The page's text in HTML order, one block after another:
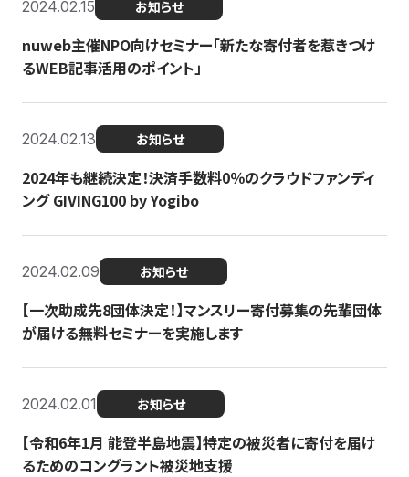
2024.02.15 お知らせ
nuweb主催NPO向けセミナー「新たな寄付者を惹きつけ
るWEB記事活用のポイント」
2024.02.13 お知らせ
2024年も継続決定！決済手数料0％のクラウドファンディ
ング GIVING100 by Yogibo
2024.02.09 お知らせ
【一次助成先8団体決定！】マンスリー寄付募集の先輩団体
が届ける無料セミナーを実施します
2024.02.01 お知らせ
【令和6年1月 能登半島地震】特定の被災者に寄付を届け
るためのコングラント被災地支援